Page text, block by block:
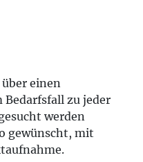
einen
Bedarfsfall zu jeder
werden
gewünscht, mit